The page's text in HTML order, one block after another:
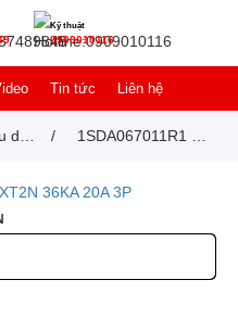
Kỹ thuật
0909010116
Tin tức Liên hệ
dao / 1SDA067011R1 –